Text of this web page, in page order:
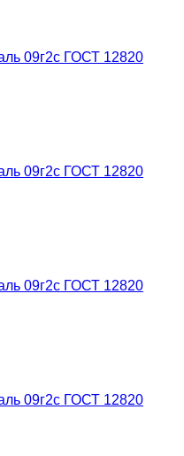
09г2с ГОСТ 12820
09г2с ГОСТ 12820
09г2с ГОСТ 12820
09г2с ГОСТ 12820